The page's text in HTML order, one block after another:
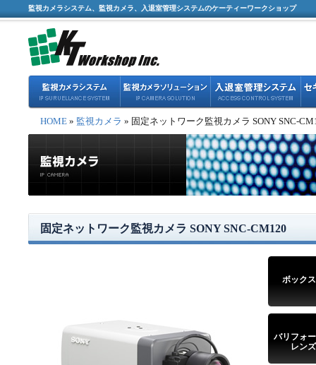
監視カメラシステム、監視カメラ、入退室管理システムのケーティーワークショップ
HOME » 監視カメラ » 固定ネットワーク監視カメラ SONY SNC-
固定ネットワーク監視カメラ SONY SNC-CM120
ボック
バリフォ
レンズ